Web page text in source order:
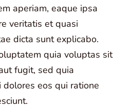
aperiam, eaque ipsa
veritatis et quasi
dicta sunt explicabo.
quia voluptas sit
fugit, sed quia
eos qui ratione